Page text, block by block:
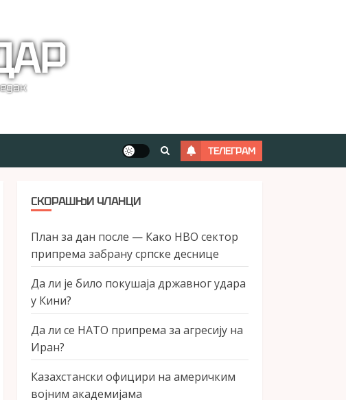
ТЕЛЕГРАМ
СКОРАШЊИ ЧЛАНЦИ
План за дан после — Како НВО сектор
припрема забрану српске деснице
Да ли је било покушаја државног удара
у Кини?
Да ли се НАТО припрема за агресију на
Иран?
Казахстански официри на америчким
војним академијама